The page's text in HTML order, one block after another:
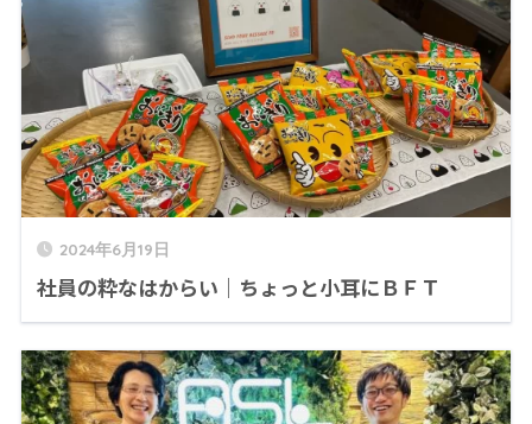
2024年6月19日
社員の粋なはからい｜ちょっと小耳にＢＦＴ